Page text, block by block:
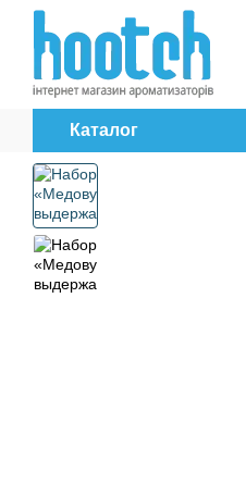
Перейти к основному контенту
Каталог